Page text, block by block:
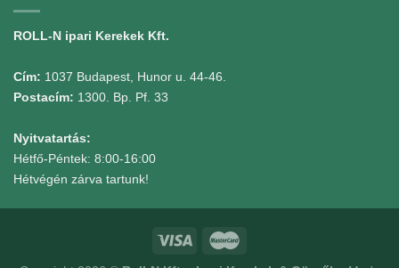
ROLL-N ipari Kerekek Kft.
Cím: 1037 Budapest, Hunor u. 44-46.
Postacím: 1300. Bp. Pf. 33
Nyitvatartás:
Hétfő-Péntek: 8:00-16:00
Hétvégén zárva tartunk!